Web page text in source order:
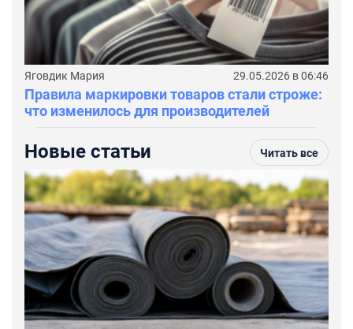
Яговдик Мария 29.05.2026 в 06:46
Правила маркировки товаров стали строже:
что изменилось для производителей
Новые статьи Читать все